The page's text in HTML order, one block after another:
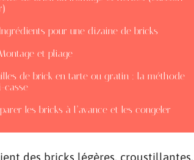
pour une dizaine de bricks
et pliage
de brick en tarte ou gratin : la méthode
casse
les bricks à l’avance et les congeler
des bricks légères, croustillantes,